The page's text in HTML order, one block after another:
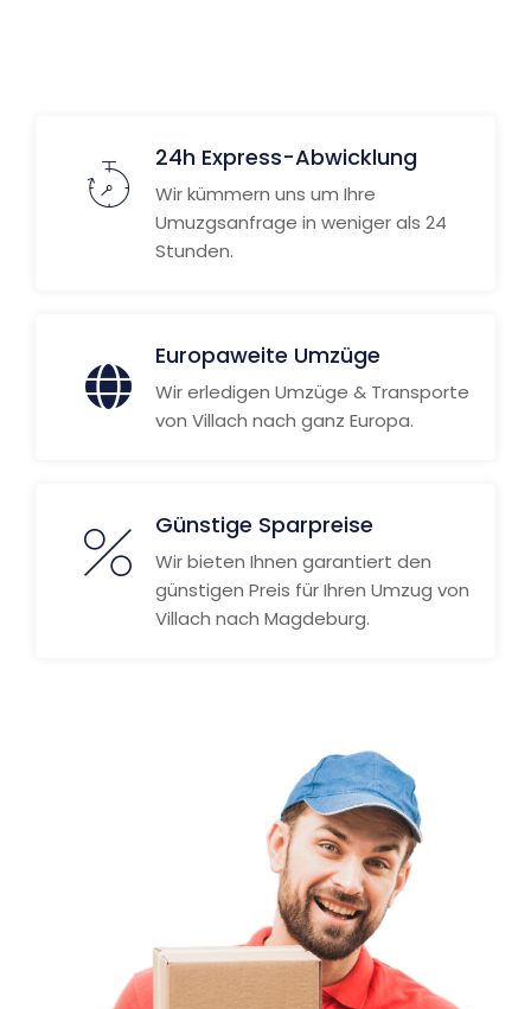
24h Express-Abwicklung
Wir kümmern uns um Ihre
Umuzgsanfrage in weniger als 24
Stunden.
Europaweite Umzüge
Wir erledigen Umzüge & Transporte
von Villach nach ganz Europa.
Günstige Sparpreise
Wir bieten Ihnen garantiert den
günstigen Preis für Ihren Umzug von
Villach nach Magdeburg.